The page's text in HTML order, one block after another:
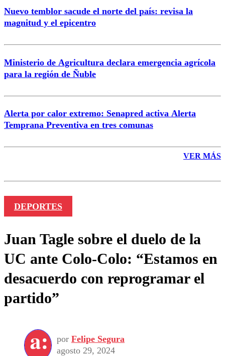
Nuevo temblor sacude el norte del país: revisa la
magnitud y el epicentro
Ministerio de Agricultura declara emergencia agrícola
para la región de Ñuble
Alerta por calor extremo: Senapred activa Alerta
Temprana Preventiva en tres comunas
VER MÁS
DEPORTES
Juan Tagle sobre el duelo de la
UC ante Colo-Colo: “Estamos en
desacuerdo con reprogramar el
partido”
por Felipe Segura
agosto 29, 2024